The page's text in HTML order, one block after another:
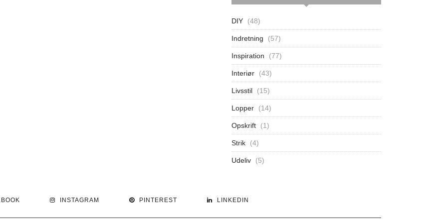
DIY (48)
Indretning (57)
Inspiration (77)
Interiør (43)
Livsstil (15)
Lopper (14)
Opskrift (1)
Strik (4)
Udeliv (5)
INSTAGRAM PINTEREST LINKEDIN